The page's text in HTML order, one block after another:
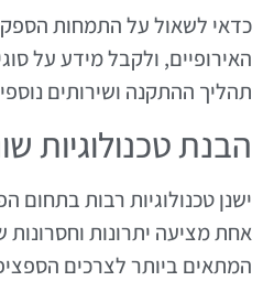
כדאי לשאול על התמחות
האירופיים, ולקבל מידע על
תהליך ההתקנה ושירותים
הבנת טכנולוגיות
ישנן טכנולוגיות רבות בתחום
אחת מציעה יתרונות וחסרונות
המתאים ביותר לצרכים